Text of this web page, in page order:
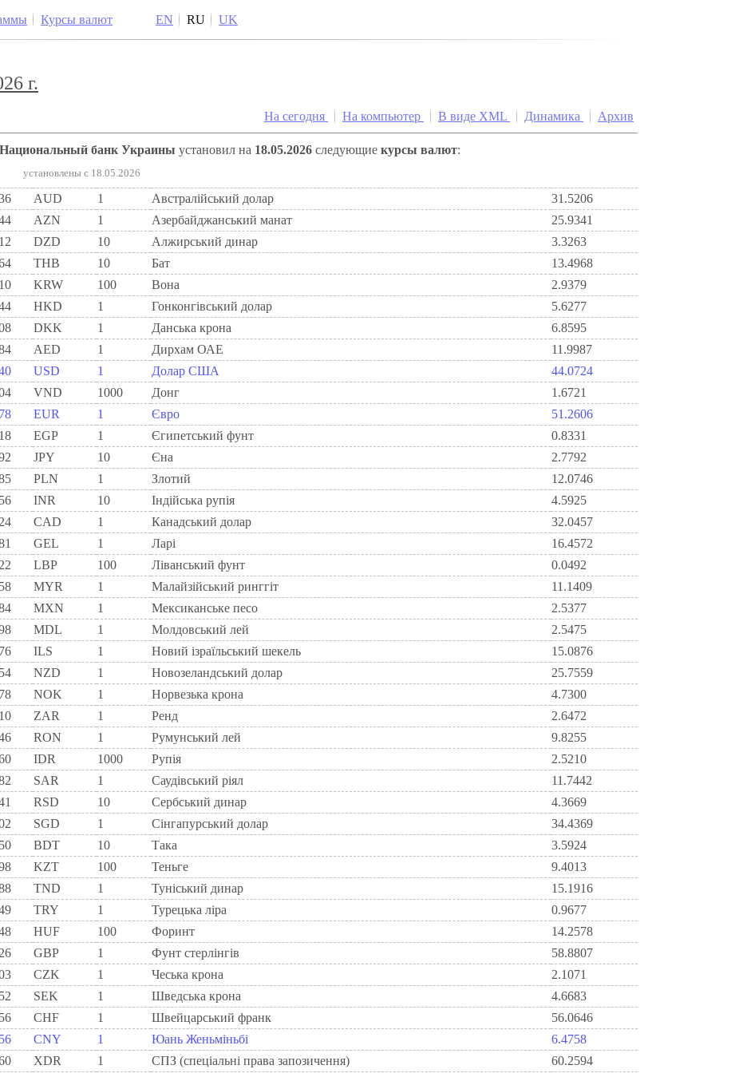
Курсы валют EN RU UK
г.
На сегодня На компьютер В виде XML Динамика Архив
Национальный банк Украины установил на 18.05.2026 следующие курсы валют:
установлены c 18.05.2026
AUD 1 Австралійський долар
31.5206
AZN 1 Азербайджанський манат
25.9341
DZD 10 Алжирський динар
3.3263
THB 10 Бат
13.4968
KRW 100 Вона
2.9379
HKD 1 Гонконгівський долар
5.6277
DKK 1 Данська крона
6.8595
AED 1 Дирхам ОАЕ
11.9987
USD 1 Долар США
44.0724
VND 1000 Донг
1.6721
EUR 1 Євро
51.2606
EGP 1 Єгипетський фунт
0.8331
JPY 10 Єна
2.7792
PLN 1 Злотий
12.0746
INR 10 Індійська рупія
4.5925
CAD 1 Канадський долар
32.0457
GEL 1 Ларi
16.4572
LBP 100 Ліванський фунт
0.0492
MYR 1 Малайзійський ринггіт
11.1409
MXN 1 Мексиканське песо
2.5377
MDL 1 Молдовський лей
2.5475
ILS 1 Новий ізраїльський шекель
15.0876
NZD 1 Новозеландський долар
25.7559
NOK 1 Норвезька крона
4.7300
ZAR 1 Ренд
2.6472
RON 1 Румунський лей
9.8255
IDR 1000 Рупія
2.5210
SAR 1 Саудівський ріял
11.7442
RSD 10 Сербський динар
4.3669
SGD 1 Сінгапурський долар
34.4369
BDT 10 Така
3.5924
KZT 100 Теньге
9.4013
TND 1 Туніський динар
15.1916
TRY 1 Турецька ліра
0.9677
HUF 100 Форинт
14.2578
GBP 1 Фунт стерлінгів
58.8807
CZK 1 Чеська крона
2.1071
SEK 1 Шведська крона
4.6683
CHF 1 Швейцарський франк
56.0646
CNY 1 Юань Женьміньбі
6.4758
XDR 1 СПЗ (спеціальні права запозичення) 60.2594